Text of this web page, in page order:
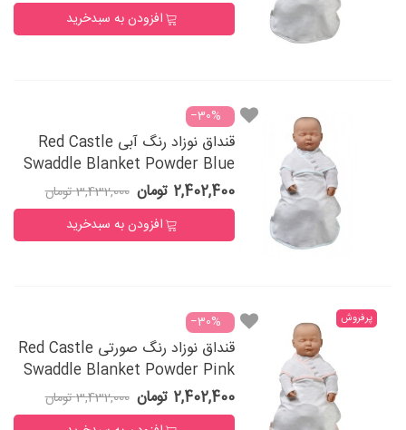
افزودن به سبدخرید
‎−30%
قنداق نوزاد رنگ آبی Red Castle
Swaddle Blanket Powder Blue
2,402,400 تومان
3,432,000 تومان
افزودن به سبدخرید
پرفروش ‎−30%
قنداق نوزاد رنگ صورتی Red Castle
Swaddle Blanket Powder Pink
2,402,400 تومان
3,432,000 تومان